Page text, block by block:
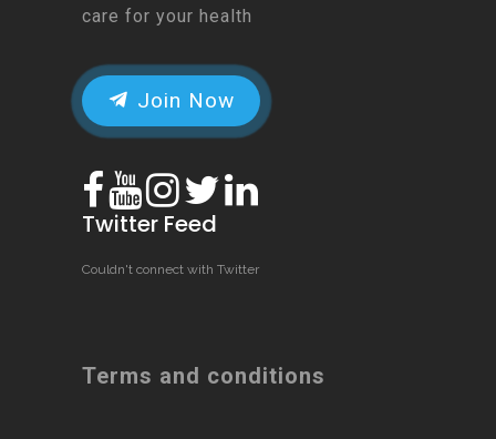
care for your health
Join Now
Twitter Feed
Couldn't connect with Twitter
Terms and conditionsChat Now